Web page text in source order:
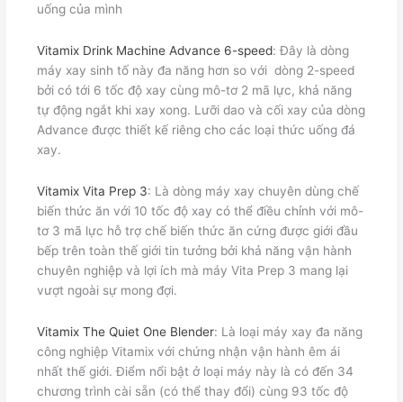
uống của mình
Vitamix Drink Machine Advance 6-speed: Đây là dòng
máy xay sinh tố này đa năng hơn so với dòng 2-speed
bởi có tới 6 tốc độ xay cùng mô-tơ 2 mã lực, khả năng
tự động ngắt khi xay xong. Lưỡi dao và cối xay của dòng
Advance được thiết kế riêng cho các loại thức uống đá
xay.
Vitamix Vita Prep 3: Là dòng máy xay chuyên dùng chế
biến thức ăn với 10 tốc độ xay có thể điều chỉnh với mô-
tơ 3 mã lực hỗ trợ chế biến thức ăn cứng được giới đầu
bếp trên toàn thế giới tin tưởng bởi khả năng vận hành
chuyên nghiệp và lợi ích mà máy Vita Prep 3 mang lại
vượt ngoài sự mong đợi.
Vitamix The Quiet One Blender: Là loại máy xay đa năng
công nghiệp Vitamix với chứng nhận vận hành êm ái
nhất thế giới. Điểm nổi bật ở loại máy này là có đến 34
chương trình cài sẵn (có thể thay đổi) cùng 93 tốc độ